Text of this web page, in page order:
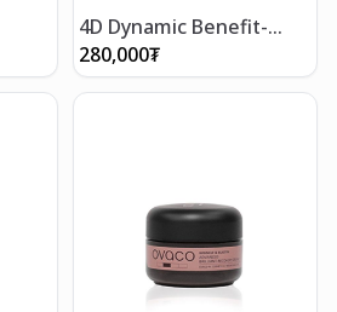
4D Dynamic Benefit-
25мл
280,000₮